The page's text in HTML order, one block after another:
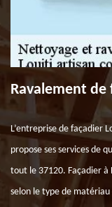
Ravalement de
L’entreprise de façadier
propose ses services de
tout le 37120. Façadier à
selon le type de